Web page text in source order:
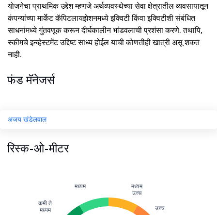
योजनेचा प्राथमिक उद्देश म्हणजे अर्थव्यवस्थेच्या सेवा क्षेत्रातील व्यवसायातून
कंपन्यांच्या मार्केट कॅपिटलायझेशनमध्ये इक्विटी किंवा इक्विटीशी संबंधित
साधनांमध्ये गुंतवणूक करून दीर्घकालीन भांडवलाची प्रशंसा करणे. तथापि,
स्कीमचे इन्व्हेस्टमेंट उद्दिष्ट साध्य होईल याची कोणतीही खात्री असू शकत
नाही.
फंड मॅनेजर्स
अजय खंडेलवाल
रिस्क-ओ-मीटर
कमी ते
मध्यम
मध्यम
मध्यम
उच्च
उच्च